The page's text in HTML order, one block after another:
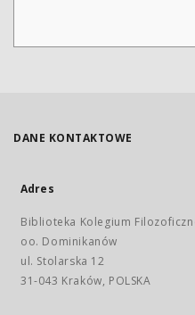
DANE KONTAKTOWE
Adres
Biblioteka Kolegium
oo. Dominikanów
ul. Stolarska 12
31-043 Kraków, POLSKA